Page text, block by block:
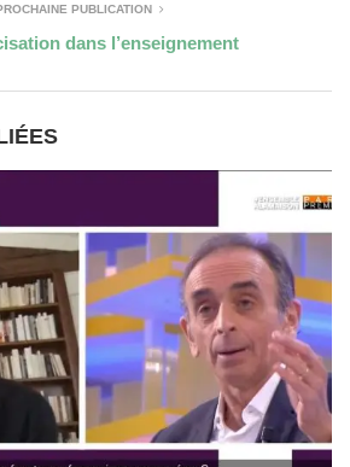
PUBLICATION
dans l’enseignement